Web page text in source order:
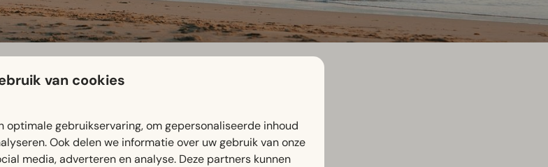
wijzigingen.
van cookies
optimale gebruikservaring, om gepersonaliseerde inhoud
Ook delen we informatie over uw gebruik van onze
media, adverteren en analyse. Deze partners kunnen